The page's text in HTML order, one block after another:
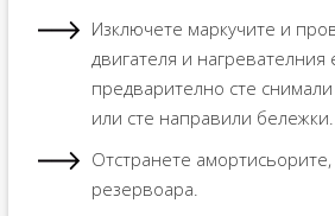
Изключете маркучите и
двигателя и нагревателния
предварително сте
или сте направили бележки.
Отстранете
резервоара.